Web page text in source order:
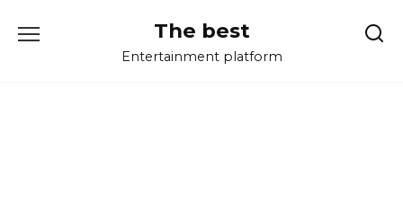
The best
Entertainment platform